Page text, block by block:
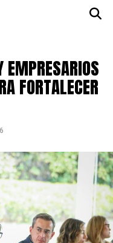
EMPRESARIOS
FORTALECER